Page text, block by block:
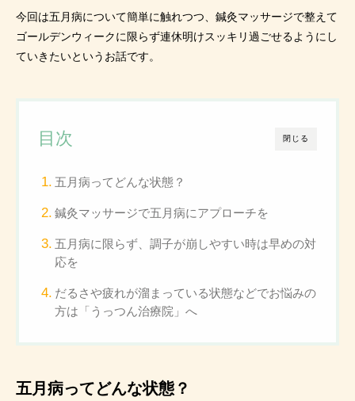
今回は五月病について簡単に触れつつ、鍼灸マッサージで整えて
ゴールデンウィークに限らず連休明けスッキリ過ごせるようにし
ていきたいというお話です。
閉じる
目次
五月病ってどんな状態？
鍼灸マッサージで五月病にアプローチを
五月病に限らず、調子が崩しやすい時は早めの対
応を
だるさや疲れが溜まっている状態などでお悩みの
方は「うっつん治療院」へ
五月病ってどんな状態？